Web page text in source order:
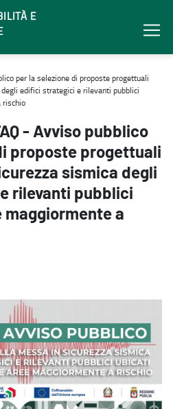
E
per la selezione di
per la selezione di proposte progettuali
edifici strategici e rilevanti pubblici
rischio
- Avviso pubblico
proposte progettuali
sismica degli
rilevanti pubblici
a